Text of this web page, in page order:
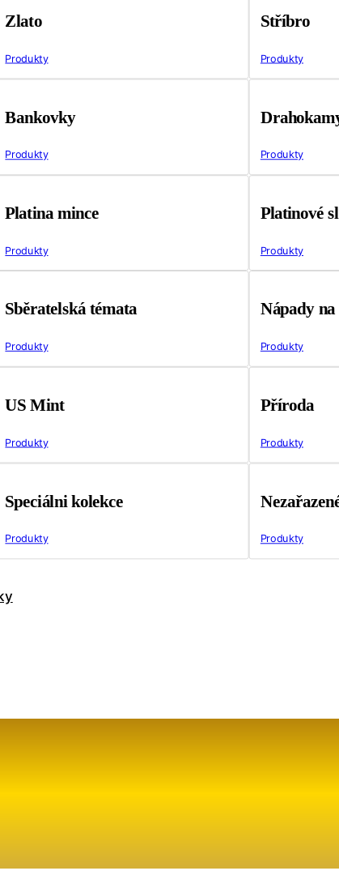
Zlato
Produkty
Stříbro
Produkty
Bankovky
Produkty Produkty
Platina mince
Produkty
Platinové
Produkty
Sběratelská témata
Produkty
Nápady
Produkty
US Mint
Produkty
Příroda
Produkty
Speciálni kolekce
Produkty Produkty